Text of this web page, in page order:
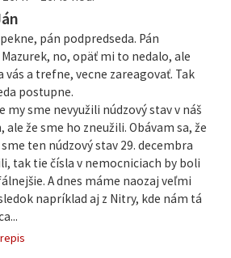
pán podpredseda. Pán
no, opäť mi to nedalo, ale
vás a trefne, vecne zareagovať. Tak
postupne.
my sme nevyužili núdzový stav v náš
ale že sme ho zneužili. Obávam sa, že
ten núdzový stav 29. decembra
tak tie čísla v nemocniciach by boli
A dnes máme naozaj veľmi
napríklad aj z Nitry, kde nám tá